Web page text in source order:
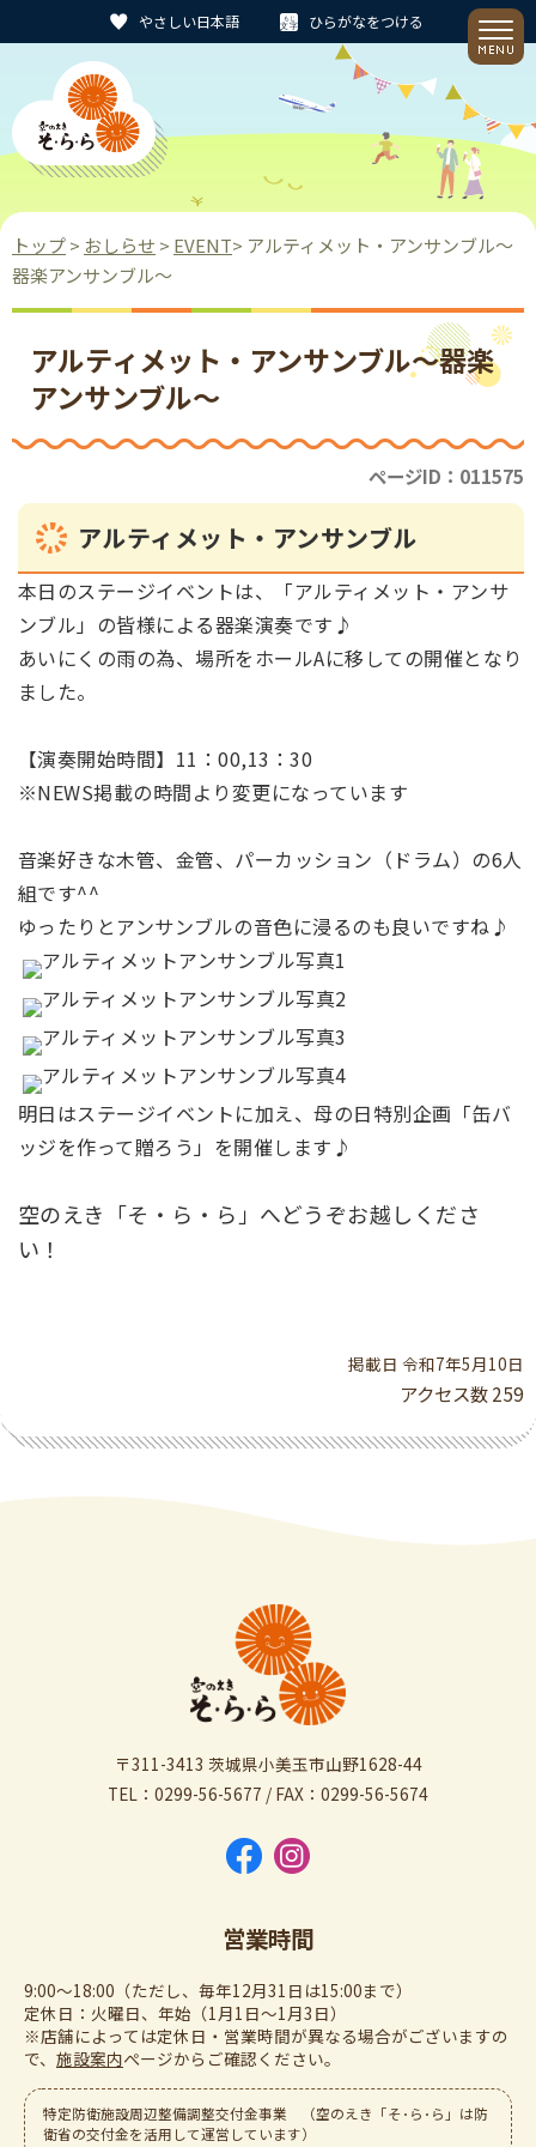
やさしい日本語 ひらがなをつける
トップ> おしらせ > EVENT> アルティメット・アンサンブル～
器楽アンサンブル～
アルティメット・アンサンブル～器楽
アンサンブル～
ページID：011575
アルティメット・アンサンブル
本日のステージイベントは、「アルティメット・アンサ
ンブル」の皆様による器楽演奏です♪
あいにくの雨の為、場所をホールAに移しての開催となり
ました。
【演奏開始時間】11：00,13：30
※NEWS掲載の時間より変更になっています
音楽好きな木管、金管、パーカッション（ドラム）の6人
組です^^
ゆったりとアンサンブルの音色に浸るのも良いですね♪
明日はステージイベントに加え、母の日特別企画「缶バ
ッジを作って贈ろう」を開催します♪
空のえき「そ・ら・ら」へどうぞお越しくださ
い！
掲載日 令和7年5月10日
アクセス数259
〒311-3413 茨城県小美玉市山野1628-44
TEL：0299-56-5677 / FAX：0299-56-5674
営業時間
9:00～18:00（ただし、毎年12月31日は15:00まで）
定休日：火曜日、年始（1月1日～1月3日）
※店舗によっては定休日・営業時間が異なる場合がございますの
で、 施設案内ぺージからご確認ください。
特定防衛施設周辺整備調整交付金事業 （空のえき「そ･ら･ら」は防
衛省の交付金を活用して運営しています）